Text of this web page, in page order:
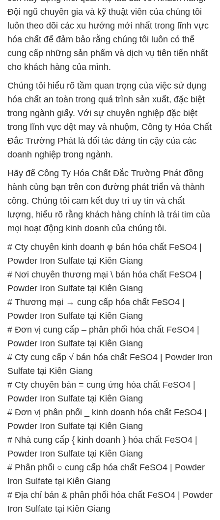
# Cty chuyên kinh doanh φ bán hóa chất FeSO4 |
Powder Iron Sulfate tại Kiên Giang
# Nơi chuyên thương mại \ bán hóa chất FeSO4 |
Powder Iron Sulfate tại Kiên Giang
# Thương mại → cung cấp hóa chất FeSO4 |
Powder Iron Sulfate tại Kiên Giang
# Đơn vị cung cấp – phân phối hóa chất FeSO4 |
Powder Iron Sulfate tại Kiên Giang
# Cty cung cấp √ bán hóa chất FeSO4 | Powder Iron
Sulfate tại Kiên Giang
# Cty chuyên bán = cung ứng hóa chất FeSO4 |
Powder Iron Sulfate tại Kiên Giang
# Đơn vị phân phối _ kinh doanh hóa chất FeSO4 |
Powder Iron Sulfate tại Kiên Giang
# Nhà cung cấp { kinh doanh } hóa chất FeSO4 |
Powder Iron Sulfate tại Kiên Giang
# Phân phối ○ cung cấp hóa chất FeSO4 | Powder
# Địa chỉ bán & phân phối hóa chất FeSO4 | Powder
Iron Sulfate tại Kiên Giang
📞PHÒNG KINH DOANH – CÔNG TY HÓA CHẤT
ĐẮC TRƯỜNG PHÁT🌐
🌐 Website: https://muabanhoachat.vn/
📞 Hotline:
– 0933.920.505 – 028.3504.5555
– 028.3756.1835 – 028.3756.1840 –
028.3756.1841- 028.3756.1842
– 0932.660.696 – 0901.326.566 – 0906.387.866 –
0902.765.866
📧 Email: hoachat@dactruongphat.vn
GIỜ LÀM VIỆC TẠI CÔNG TY HÓA CHẤT ĐẮC
TRƯỜNG PHÁT
Thời gian làm việctại Hóa Chất Đắc Trường Phát
được tổ chức như sau: